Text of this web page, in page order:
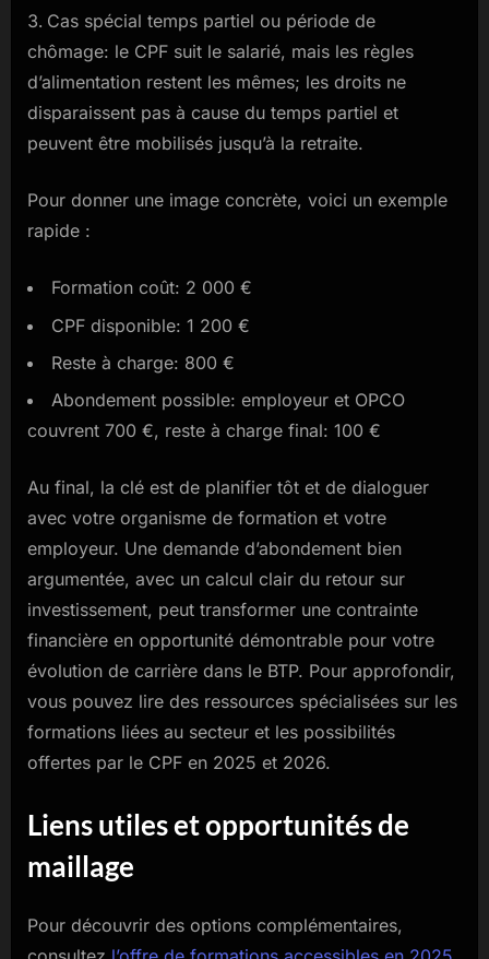
Cas spécial temps partiel ou période de
chômage: le CPF suit le salarié, mais les règles
d’alimentation restent les mêmes; les droits ne
disparaissent pas à cause du temps partiel et
peuvent être mobilisés jusqu’à la retraite.
Pour donner une image concrète, voici un exemple
rapide :
Formation coût: 2 000 €
CPF disponible: 1 200 €
Reste à charge: 800 €
Abondement possible: employeur et OPCO
couvrent 700 €, reste à charge final: 100 €
Au final, la clé est de planifier tôt et de dialoguer
avec votre organisme de formation et votre
employeur. Une demande d’abondement bien
argumentée, avec un calcul clair du retour sur
investissement, peut transformer une contrainte
financière en opportunité démontrable pour votre
évolution de carrière dans le BTP. Pour approfondir,
vous pouvez lire des ressources spécialisées sur les
formations liées au secteur et les possibilités
offertes par le CPF en 2025 et 2026.
Liens utiles et opportunités de
maillage
Pour découvrir des options complémentaires,